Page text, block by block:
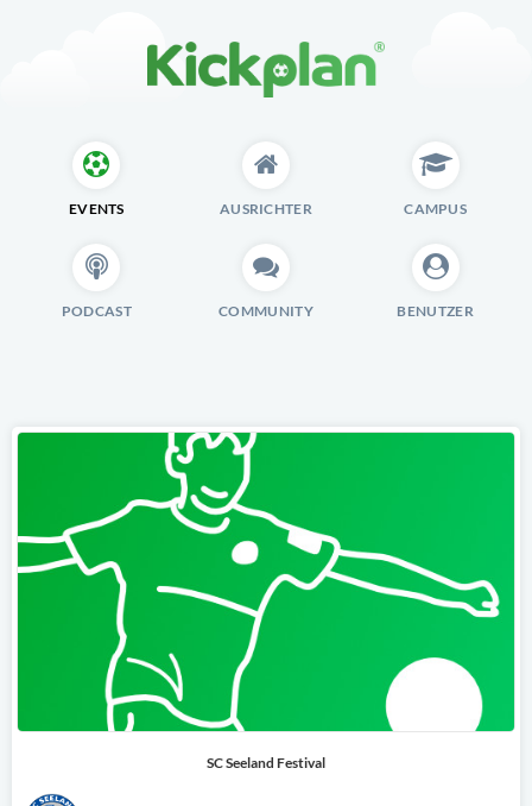
EVENTS AUSRICHTER CAMPUS
PODCAST COMMUNITY BENUTZER
SC Seeland Festival